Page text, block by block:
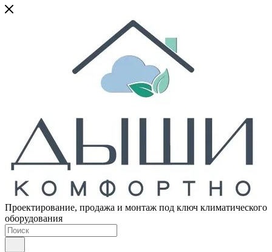
Проектирование, продажа и монтаж под ключ климатического
оборудования